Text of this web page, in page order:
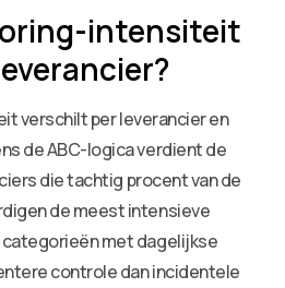
intensiteit
verschilt per leverancier en
de ABC-logica verdient de
die tachtig procent van de
de meest intensieve
met dagelijkse
controle dan incidentele